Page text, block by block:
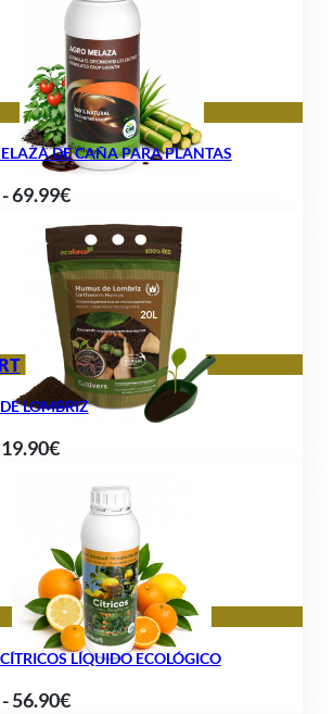
desde
16.90€
hasta
79.90€
DE CAÑA PARA PLANTAS
-69.99€Rango
de
precios:
desde
15.90€
hasta
69.99€
LOMBRIZ
19.90€Rango
precios:
desde
8.99€
hasta
19.90€
LÍQUIDO ECOLÓGICO
- 56.90€Rango